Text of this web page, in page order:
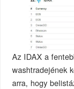
Az IDAX a
washtradejének
arra, hogy